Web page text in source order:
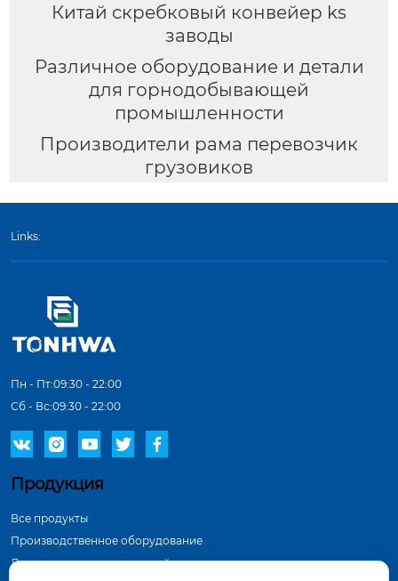
Китай скребковый конвейер ks
заводы
Различное оборудование и детали
для горнодобывающей
промышленности
Производители рама перевозчик
грузовиков
Links:
Пн - Пт:09:30 - 22:00
Сб - Вс:09:30 - 22:00
    
Продукция
Все продукты
Производственное оборудование
Демонстрация в мастерской